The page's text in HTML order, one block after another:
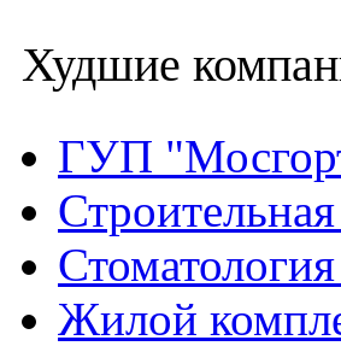
Худшие
ГУП
Жилой